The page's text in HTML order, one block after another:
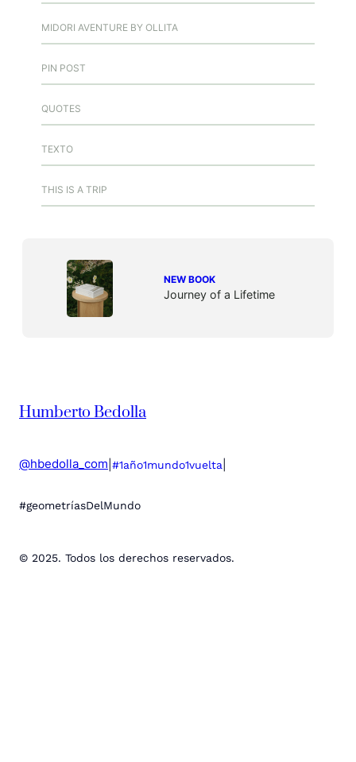
MIDORI AVENTURE BY OLLITA
PIN POST
QUOTES
TEXTO
THIS IS A TRIP
NEW BOOK
Journey of a Lifetime
Humberto Bedolla
@hbedolla_com #1año1mundo1vuelta
#geometríasDelMundo
© 2025. Todos los derechos reservados.